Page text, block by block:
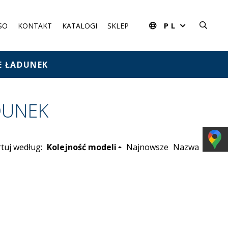
PL
KONTAKT KATALOGI SKLEP
ŁADUNEK
według: Kolejność modeli Najnowsze Nazwa